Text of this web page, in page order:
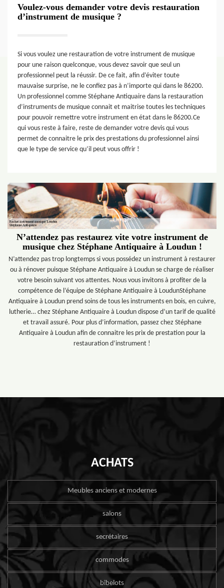
Voulez-vous demander votre devis restauration
d’instrument de musique ?
Si vous voulez une restauration de votre instrument de musique
pour une raison quelconque, vous devez savoir que seul un
professionnel peut la réussir. De ce fait, afin d’éviter toute
mauvaise surprise, ne le confiez pas à n’importe qui dans le 86200.
Un professionnel comme Stéphane Antiquaire dans la restauration
d’instruments de musique connait et maitrise toutes les techniques
pour pouvoir remettre votre instrument en état dans le 86200.Ce
qui vous reste à faire, reste de demander votre devis qui vous
permet de connaitre le prix des prestations du professionnel ainsi
que le type de service qu’il peut vous offrir !
N’attendez pas restaurez vite votre instrument de
musique chez Stéphane Antiquaire à Loudun !
N’attendez pas trop longtemps si vous possédez un instrument à restaurer
ou à rénover puisque Stéphane Antiquaire à Loudun se charge de réaliser
votre besoin suivant vos attentes. Nous vous invitons à profiter de la
compétence de l’équipe de Stéphane Antiquaire à LoudunStéphane
Antiquaire à Loudun prend soins de tous les instruments en bois, en cuivre,
lutherie… chez Stéphane Antiquaire à Loudun dispose d’un tarif de qualité
et travail assuré. Pour plus d’information, passez chez Stéphane
Antiquaire à Loudun afin de connaitre les prix de prestation pour la
restauration d’instrument !
ACHATS
Meubles anciens et modernes
salons
secrétaires
commodes
bibelots